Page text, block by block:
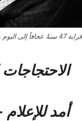
قرابة 47 سنةً عجافاً إلى اليوم هي سلطة الملالي الذين حكموا إيران
أمد